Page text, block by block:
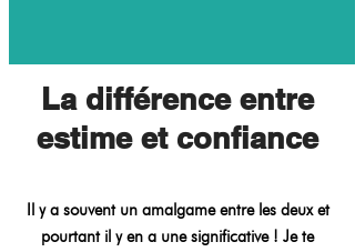
La différence entre
estime et confiance
Il y a souvent un amalgame entre les deux et
pourtant il y en a une significative ! Je te